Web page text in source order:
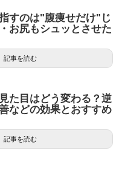
すのは"腹痩せだけ"じ
お尻もシュッとさせた
記事を読む
た目はどう変わる？逆
などの効果とおすすめ
記事を読む